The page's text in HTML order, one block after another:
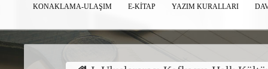
KONAKLAMA-ULAŞIM E-KITAP YAZIM KURALLARI